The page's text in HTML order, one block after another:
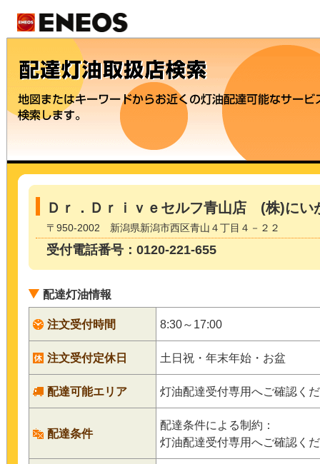
Ｄｒ．Ｄｒｉｖｅセルフ青山店 (株)にい
〒950-2002 新潟県新潟市西区青山４丁目４－２２
受付電話番号：0120-221-655
配達灯油情報
注文受付時間 8:30～17:00
注文受付定休日 土日祝・年末年始・お盆
配達可能エリア 灯油配達受付専用へご確認く
配達条件
配達条件による制約：
灯油配達受付専用へご確認く